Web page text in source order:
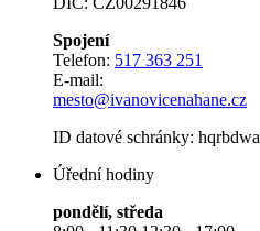
Spojení
Telefon: 517 363 251
E-mail:
mesto@ivanovicenahane.cz
ID datové schránky: hqrbdwa
Úřední hodiny
pondělí, středa